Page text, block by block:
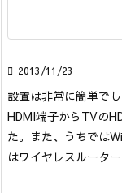
 2013/11/23
設置は非常に簡単で
HDMI端子からTVの
た。 また、うちでは
はワイヤレスルータ